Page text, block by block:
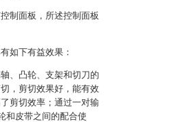
制面板，所述控制面板
如下有益效果：
、凸轮、支架和切刀的
，剪切效果好，能有效
剪切效率；通过一对输
和皮带之间的配合使